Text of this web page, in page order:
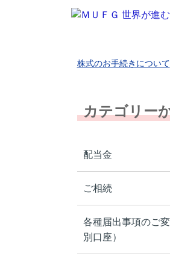
株式のお手続きについて
カテゴリー
配当金
ご相続
各種届出事項のご
別口座）